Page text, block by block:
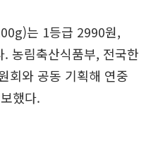
는 1등급 2990원,
농림축산식품부, 전국한
회와 공동 기획해 연중
했다.